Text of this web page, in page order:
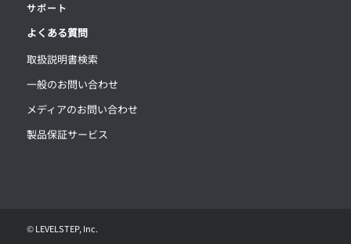
サポート
よくある質問
取扱説明書検索
一般のお問い合わせ
メディアのお問い合わせ
製品保証サービス
©LEVELSTEP, Inc.